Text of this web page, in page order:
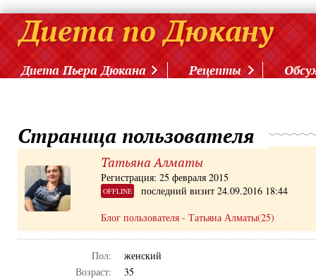
Диета Пьера Дюкана Рецепты
Страница пользователя
Татьяна Алматы
Регистрация: 25 февраля 2015
OFFLINE
последний визит 24.09.2016 18:44
Блог пользователя - Татьяна Алматы(25)
Пол:
женский
Возраст:
35